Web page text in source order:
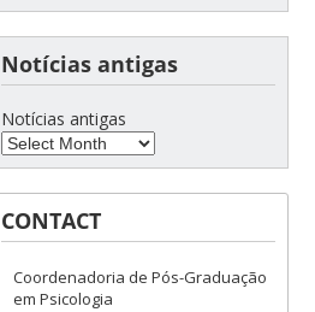
Notícias antigas
Notícias antigas
CONTACT
Coordenadoria de Pós-Graduação
em Psicologia